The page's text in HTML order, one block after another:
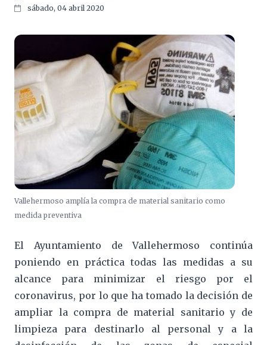
sábado, 04 abril 2020
Vallehermoso amplía la compra de material sanitario como
medida preventiva
El Ayuntamiento de Vallehermoso continúa
poniendo en práctica todas las medidas a su
alcance para minimizar el riesgo por el
coronavirus, por lo que ha tomado la decisión de
ampliar la compra de material sanitario y de
limpieza para destinarlo al personal y a la